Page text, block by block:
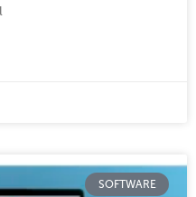
SOFTWARE